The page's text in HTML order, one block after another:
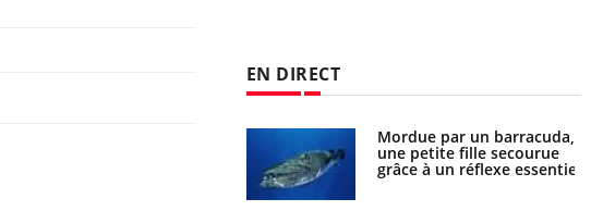
EN DIRECT
Mordue par un barracuda,
une petite fille secourue
grâce à un réflexe essentiel
Comment gérer le sommeil
des enfants en vacances ?